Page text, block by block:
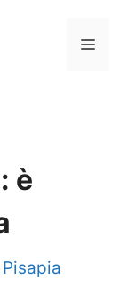
Menu
è